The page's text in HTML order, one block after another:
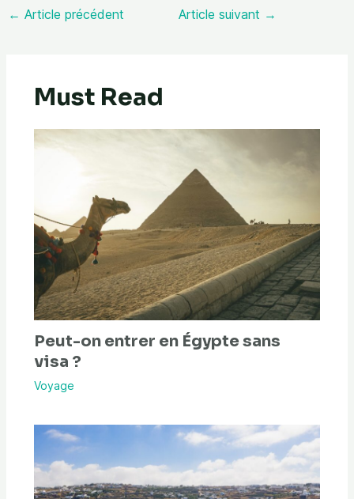
← Article précédent Article suivant →
Must Read
Peut-on entrer en Égypte sans
visa ?
Voyage